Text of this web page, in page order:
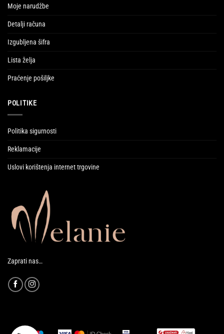
Moje narudžbe
Detalji računa
Izgubljena šifra
Lista želja
Praćenje pošiljke
POLITIKE
Politika sigurnosti
Reklamacije
Uslovi korištenja internet trgovine
Zaprati nas…